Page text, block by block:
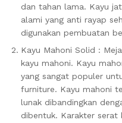
dan tahan lama. Kayu
alami yang anti rayap
digunakan pembuatan
Kayu Mahoni Solid :
kayu mahoni. Kayu
yang sangat populer
furniture. Kayu mahoni
lunak dibandingkan
dibentuk. Karakter serat